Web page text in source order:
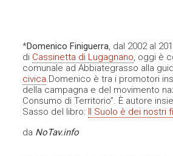
*Domenico Finiguerra , dal 2002 al
di Cassinetta di Lugagnano , oggi è
comunale ad Abbiategrasso alla
civica .Domenico è tra i promotori
della campagna e del movimento
Consumo di Territorio”. È autore
Sasso del libro: Il Suolo è dei nostri
da NoTav.info